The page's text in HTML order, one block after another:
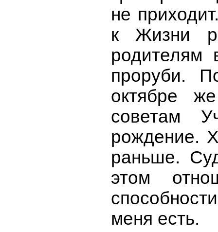
не
к Жизни
родителям
проруби.
октябре
советам
рождение.
раньше.
этом
меня есть.